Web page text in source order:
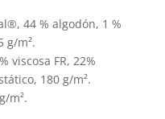
44 % algodón, 1 %
g/m².
viscosa FR, 22%
180 g/m².
m².